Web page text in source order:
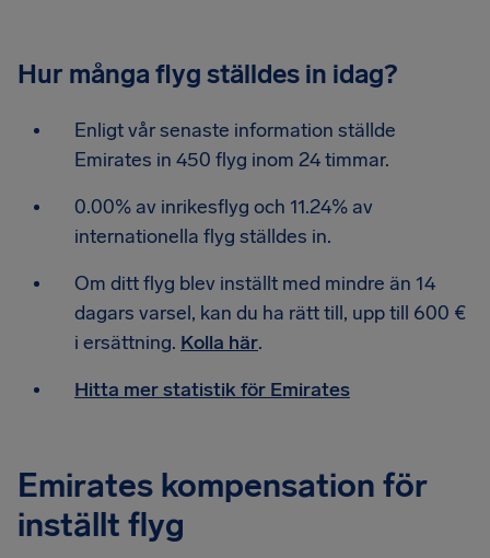
Hur många flyg ställdes in idag?
Enligt vår senaste information ställde
Emirates in 450 flyg inom 24 timmar.
0.00% av inrikesflyg och 11.24% av
internationella flyg ställdes in.
Om ditt flyg blev inställt med mindre än 14
dagars varsel, kan du ha rätt till, upp till 600 €
i ersättning. Kolla här.
Hitta mer statistik för Emirates
Emirates kompensation för
inställt flyg